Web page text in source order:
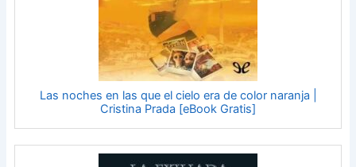
Las noches en las que el cielo era de color naranja |
Cristina Prada [eBook Gratis]